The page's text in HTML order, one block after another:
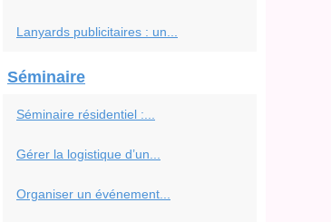
Lanyards publicitaires : un...
Séminaire
Séminaire résidentiel :...
Gérer la logistique d’un...
Organiser un événement...